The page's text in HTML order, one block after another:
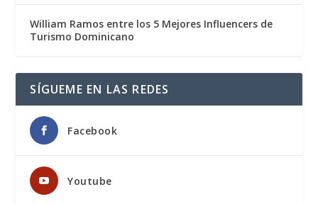
William Ramos entre los 5 Mejores Influencers de
Turismo Dominicano
SÍGUEME EN LAS REDES
Facebook
Youtube